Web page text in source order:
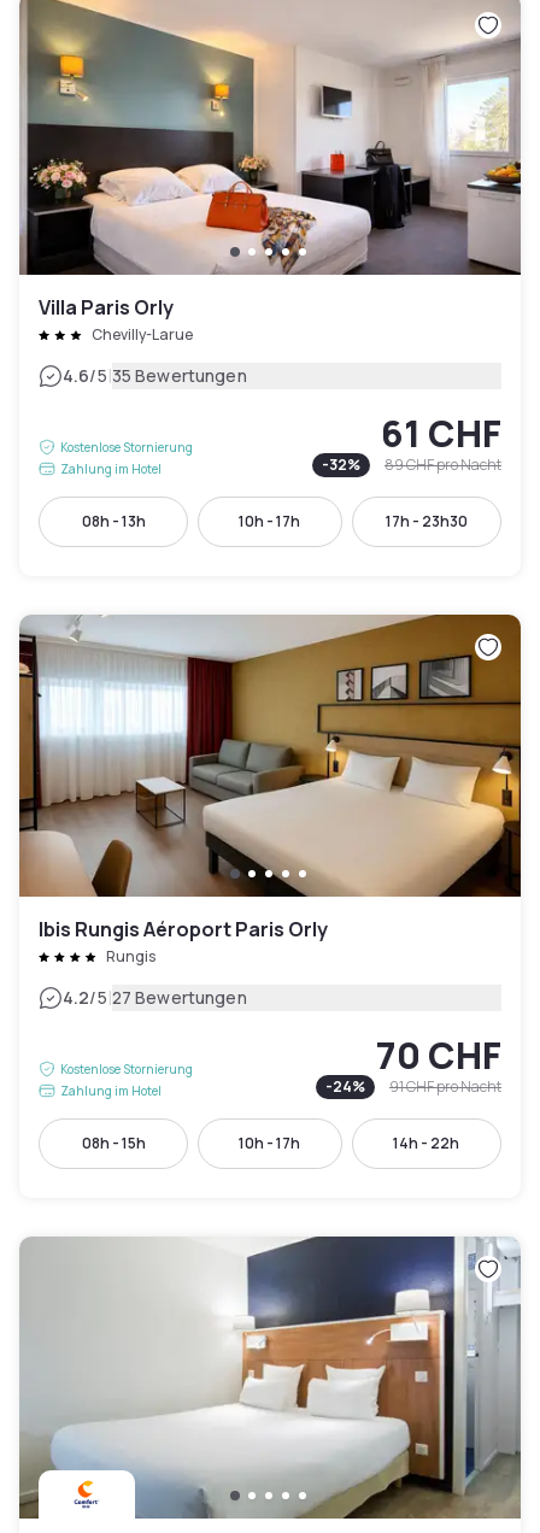
Villa Paris Orly
Chevilly-Larue
4.6/5|35 Bewertungen
Kostenlose Stornierung
Zahlung im Hotel
61 CHF
-32% 89 CHFpro Nacht
08h - 13h 10h - 17h 17h - 23h30
Ibis Rungis Aéroport Paris Orly
Rungis
4.2/5|27 Bewertungen
Kostenlose Stornierung
Zahlung im Hotel
70 CHF
-24% 91 CHFpro Nacht
08h - 15h 10h - 17h 14h - 22h